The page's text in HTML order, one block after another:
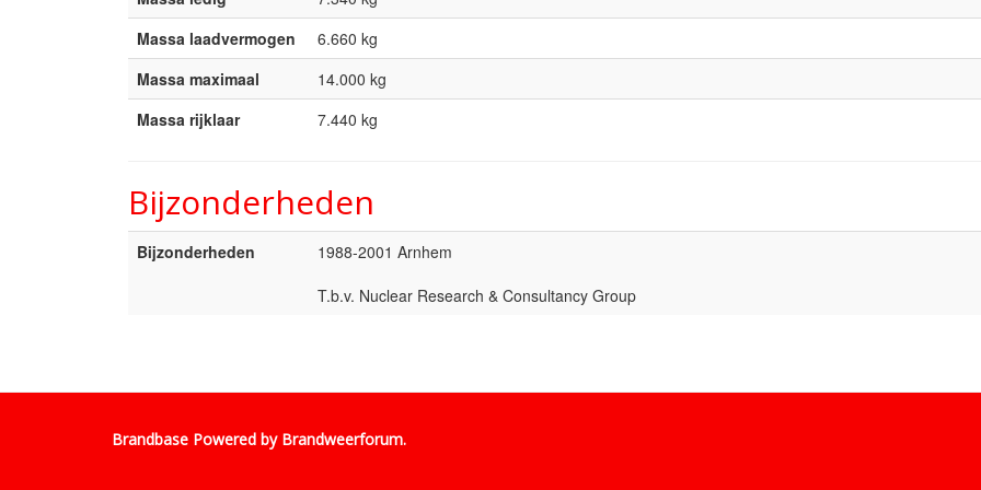
Massa laadvermogen
6.660 kg
Massa maximaal
14.000 kg
Massa rijklaar
7.440 kg
Bijzonderheden
Bijzonderheden
1988-2001 Arnhem
T.b.v. Nuclear Research & Consultancy Group
Brandbase Powered by Brandweerforum.